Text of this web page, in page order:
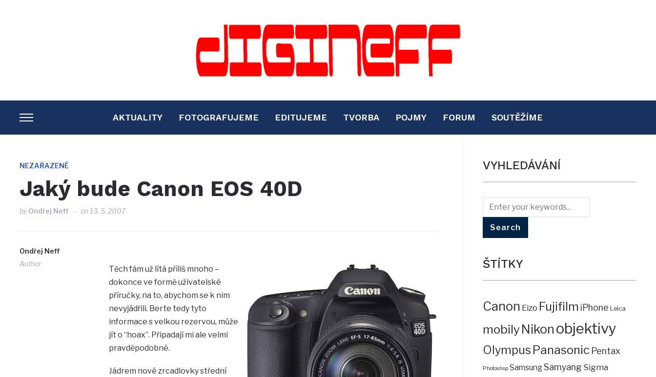
TOGGLE
SIDEBAR
NAVIGATION
AKTUALITY FOTOGRAFUJEME EDITUJEME TVORBA POJMY FORUM SOUTĚŽÍME
NEZAŘAZENÉ
Jaký bude Canon EOS 40D
byOndřej Neff on 13. 5. 2007
Ondřej Neff
Author
Těch fám už lítá příliš mnoho –
dokonce ve formě uživatelské
příručky, na to, abychom se k nim
nevyjádřili. Berte tedy tyto
informace s velkou rezervou, může
jít o “hoax”. Připadají mi ale velmi
pravděpodobné.
Jádrem nové zrcadlovky střední
VYHLEDÁVÁNÍ
ŠTÍTKY
Canon Eizo Fujifilm iPhone Leica
mobilyNikon objektivy
Olympus Panasonic Pentax
Photoshop SamsungSamyang Sigma